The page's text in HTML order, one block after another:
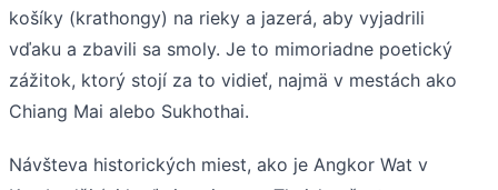
košíky (krathongy) na rieky a jazerá, aby vyjadrili
vďaku a zbavili sa smoly. Je to mimoriadne poetický
zážitok, ktorý stojí za to vidieť, najmä v mestách ako
Chiang Mai alebo Sukhothai.
Návšteva historických miest, ako je Angkor Wat v